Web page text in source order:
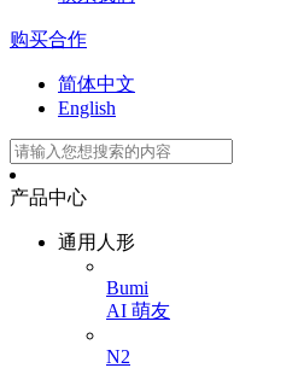
购买合作
简体中文
English
产品中心
通用人形
Bumi
AI 萌友
N2